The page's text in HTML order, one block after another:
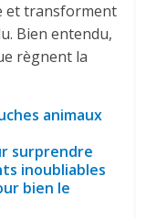
et transforment
Bien entendu,
règnent la
animaux
surprendre
inoubliables
bien le